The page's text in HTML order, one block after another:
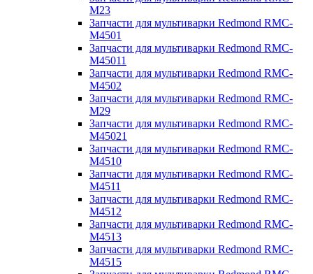
M23
Запчасти для мультиварки Redmond RMC-
M4501
Запчасти для мультиварки Redmond RMC-
M45011
Запчасти для мультиварки Redmond RMC-
M4502
Запчасти для мультиварки Redmond RMC-
M29
Запчасти для мультиварки Redmond RMC-
M45021
Запчасти для мультиварки Redmond RMC-
M4510
Запчасти для мультиварки Redmond RMC-
M4511
Запчасти для мультиварки Redmond RMC-
M4512
Запчасти для мультиварки Redmond RMC-
M4513
Запчасти для мультиварки Redmond RMC-
M4515